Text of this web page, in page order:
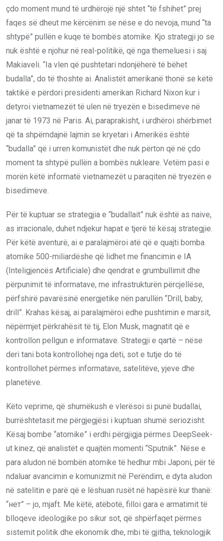
çdo moment mund të urdhërojë një shtet “të fshihet” prej
faqes së dheut me kërcënim se nëse e do nevoja, mund “ta
shtypë” pullën e kuqe të bombës atomike. Kjo strategji jo se
nuk është e njohur në real-politikë, që nga themeluesi i saj
Makiaveli. “Ia vlen që pushtetari ndonjëherë të bëhet
budalla”, do të thoshte ai. Analistët amerikanë thonë se këtë
taktikë e përdori presidenti amerikan Richard Nixon kur i
detyroi vietnamezët të ulen në tryezën e bisedimeve në
janar të 1973 në Paris. Ai, paraprakisht, i urdhëroi shërbimet
që ta shpërndajnë lajmin se kryetari i Amerikës është
“budalla” që i urren komunistët dhe nuk përton që në çdo
moment ta shtypë pullën a bombës nukleare. Vetëm pasi e
morën këtë informatë vietnamezët u paraqiten në tryezën e
bisedimeve.
Për të kuptuar se strategjia e “budallait” nuk është as naive,
as irracionale, duhet ndjekur hapat e tjerë të kësaj strategjie.
Për këtë aventurë, ai e paralajmëroi atë që e quajti bomba
atomike 500-miliardëshe që lidhet me financimin e IA
(Inteligjencës Artificiale) dhe qendrat e grumbullimit dhe
përpunimit të informatave, me infrastrukturën përcjellëse,
përfshirë pavarësinë energjetike nën parullën “Drill, baby,
drill”. Krahas kësaj, ai paralajmëroi edhe pushtimin e marsit,
nëpërmjet përkrahësit të tij, Elon Musk, magnatit që e
kontrollon pellgun e informatave. Strategji e qartë – nëse
deri tani bota kontrollohej nga deti, sot e tutje do të
kontrollohet përmes informatave, satelitëve, yjeve dhe
planetëve.
Këto veprime, që shumëkush e vlerësoi si punë budallai,
burrështetasit me përgjegjësi i kuptuan shumë seriozisht.
Kësaj bombe “atomike” i erdhi përgjigja përmes DeepSeek-
ut kinez, që analistët e quajtën momenti “Sputnik”. Nëse e
para aludon në bombën atomike të hedhur mbi Japoni, për të
ndaluar avancimin e komunizmit në Perëndim, e dyta aludon
në satelitin e parë që e lëshuan rusët në hapësirë kur thanë:
“нет” – jo, mjaft. Me këtë, atëbotë, filloi gara e armatimit të
blloqeve ideologjike po sikur sot, që shpërfaqet përmes
sistemit politik dhe ekonomik dhe, mbi të gjitha, teknologjik